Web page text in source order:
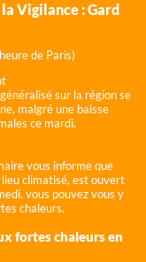
Vigilance : Gard
de Paris)
sur la région se
malgré une baisse
ce mardi.
vous informe que
climatisé, est ouvert
vous pouvez vous y
chaleurs.
fortes chaleurs en